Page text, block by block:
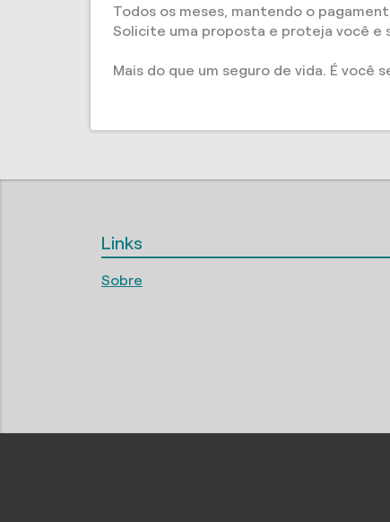
Todos os meses, mantendo o
Solicite uma proposta e proteja você e
Mais do que um seguro de vida. É você
Links
Sobre